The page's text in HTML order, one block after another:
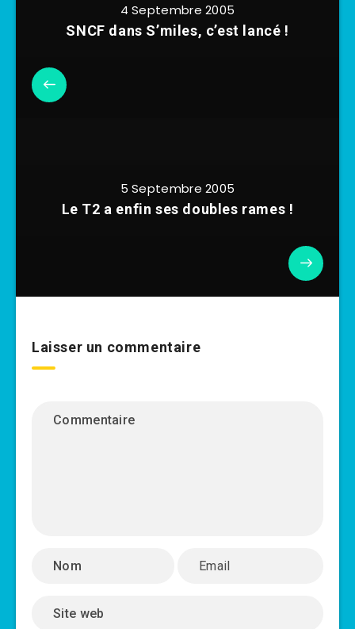
4 Septembre 2005
SNCF dans S’miles, c’est lancé !
5 Septembre 2005
Le T2 a enfin ses doubles rames !
Laisser un commentaire